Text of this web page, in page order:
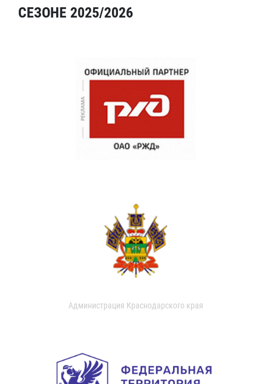
СЕЗОНЕ 2025/2026
Администрация Краснодарского края